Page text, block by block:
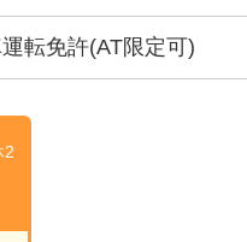
転免許(AT限定可)
2